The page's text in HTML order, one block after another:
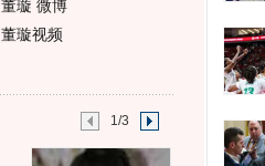
董璇 微博
董璇视频
1/3